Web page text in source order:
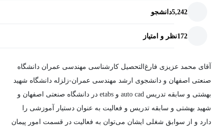
5,242دانشجو
172نظر و امتیاز
آقای محمد عزیزی فارغ‌التحصیل کارشناسی مهندسی عمران دانشگاه
صنعتی اصفهان و دانشجوی ارشد مهندسی عمران-زلزله دانشگاه شهید
بهشتی و سابقه تدریس auto cad و etabs در دانشگاه صنعتی اصفهان و
شهید بهشتی و سابقه تدریس و فعالیت به عنوان دستیار آموزشی را
دارد و از سوابق شغلی ایشان می‌توان به فعالیت در قسمت امور پیمان